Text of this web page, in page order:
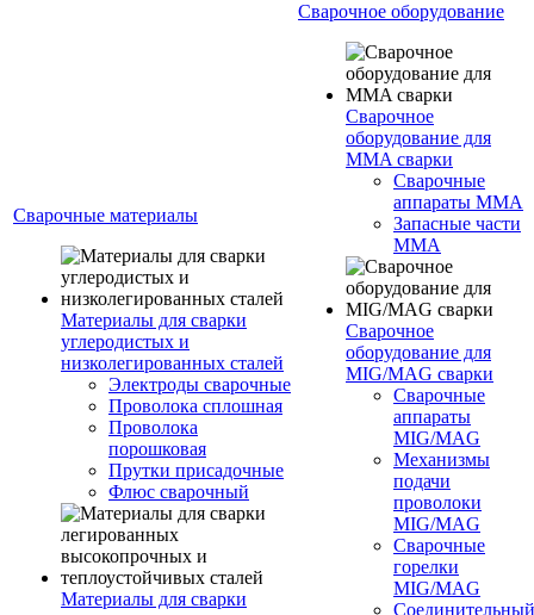
Сварочные материалы
Материалы для сварки
углеродистых и
низколегированных сталей
Электроды сварочные
Проволока сплошная
Проволока
порошковая
Прутки присадочные
Флюс сварочный
Материалы для сварки
Сварочное оборудование
Сварочное
оборудование для
MMA сварки
Сварочные
аппараты MMA
Запасные части
MMA
Сварочное
оборудование для
MIG/MAG сварки
Сварочные
аппараты
MIG/MAG
Механизмы
подачи
проволоки
MIG/MAG
Сварочные
горелки
MIG/MAG
Соединительный